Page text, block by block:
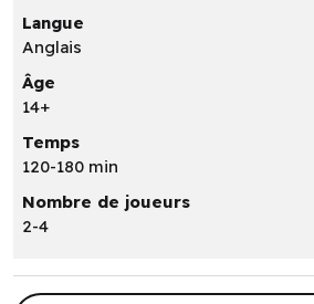
Langue
Anglais
Âge
14+
Temps
120-180 min
Nombre de joueurs
2-4